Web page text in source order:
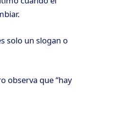
solo un slogan o
observa que “hay